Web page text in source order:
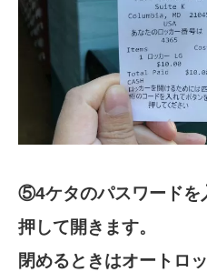
⑤4ケタのパスワードを
押して開きます。
閉めるときはオートロ